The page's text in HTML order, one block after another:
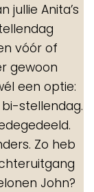
jullie Anita’s
vóór of
gewoon
een optie:
stellendag.
Zo heb
John?